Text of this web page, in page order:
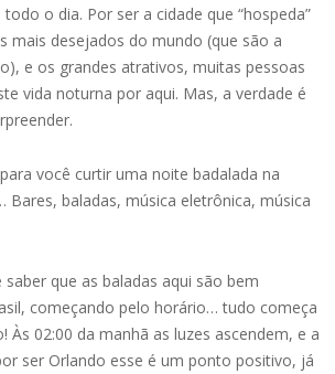
o dia. Por ser a cidade que “hospeda”
mais desejados do mundo (que são a
e os grandes atrativos, muitas pessoas
vida noturna por aqui. Mas, a verdade é
você curtir uma noite badalada na
Bares, baladas, música eletrônica, música
que as baladas aqui são bem
começando pelo horário… tudo começa
Às 02:00 da manhã as luzes ascendem, e a
ser Orlando esse é um ponto positivo, já